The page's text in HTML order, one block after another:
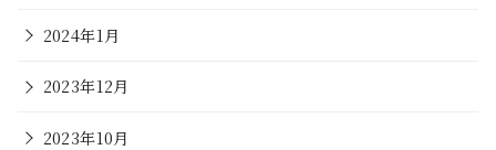
2024年1月
2023年12月
2023年10月